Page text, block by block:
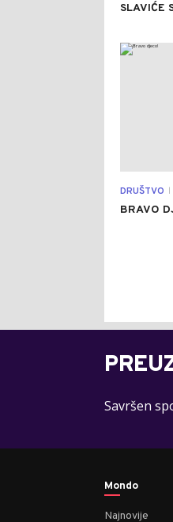
SLAVIĆE
DRUŠTVO
BRAVO
Savršen
Mondo
Najnovije